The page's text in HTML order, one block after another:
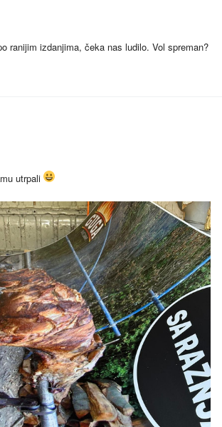
ranijim izdanjima, čeka nas ludilo. Vol spreman?
utrpali